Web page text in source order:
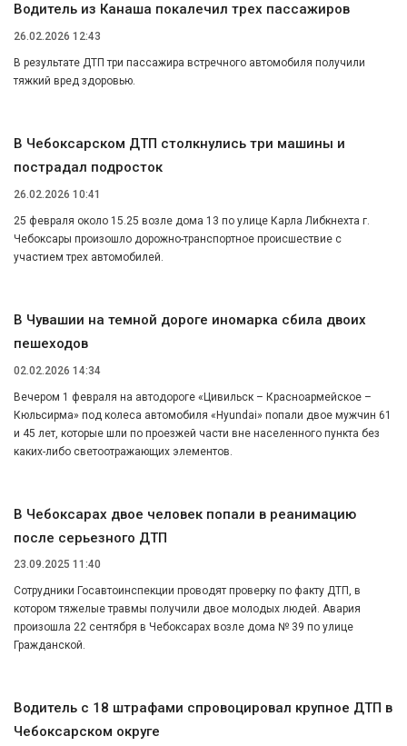
Водитель из Канаша покалечил трех пассажиров
26.02.2026 12:43
В результате ДТП три пассажира встречного автомобиля получили
тяжкий вред здоровью.
В Чебоксарском ДТП столкнулись три машины и
пострадал подросток
26.02.2026 10:41
25 февраля около 15.25 возле дома 13 по улице Карла Либкнехта г.
Чебоксары произошло дорожно-транспортное происшествие с
участием трех автомобилей.
В Чувашии на темной дороге иномарка сбила двоих
пешеходов
02.02.2026 14:34
Вечером 1 февраля на автодороге «Цивильск – Красноармейское –
Кюльсирма» под колеса автомобиля «Hyundai» попали двое мужчин 61
и 45 лет, которые шли по проезжей части вне населенного пункта без
каких-либо светоотражающих элементов.
В Чебоксарах двое человек попали в реанимацию
после серьезного ДТП
23.09.2025 11:40
Сотрудники Госавтоинспекции проводят проверку по факту ДТП, в
котором тяжелые травмы получили двое молодых людей. Авария
произошла 22 сентября в Чебоксарах возле дома № 39 по улице
Гражданской.
Водитель с 18 штрафами спровоцировал крупное ДТП в
Чебоксарском округе